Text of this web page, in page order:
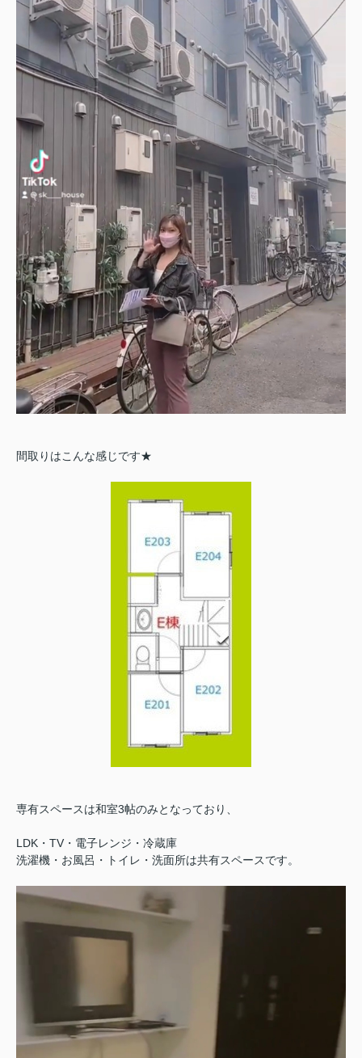
間取りはこんな感じです★
専有スペースは和室3帖のみとなっており、
LDK・TV・電子レンジ・冷蔵庫
洗濯機・お風呂・トイレ・洗面所は共有スペースです。